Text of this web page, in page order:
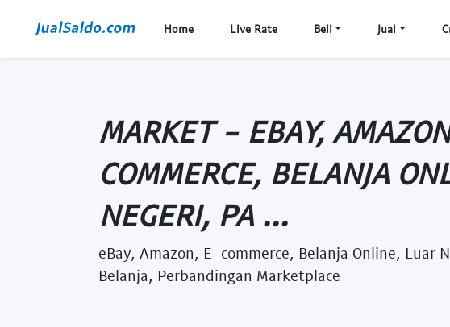
Home Live Rate Beli Jual
MARKET - EBAY,
COMMERCE, BELANJA
NEGERI, PA ...
eBay, Amazon, E-commerce, Belanja Online, Luar
Belanja, Perbandingan Marketplace